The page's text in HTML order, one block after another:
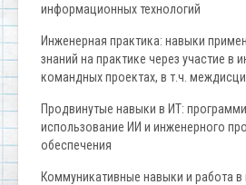
информационных технологий
Инженерная практика: навыки
знаний на практике через участие в
командных проектах, в т.ч.
Продвинутые навыки в ИТ:
использование ИИ и инженерного
обеспечения
Коммуникативные навыки и работа